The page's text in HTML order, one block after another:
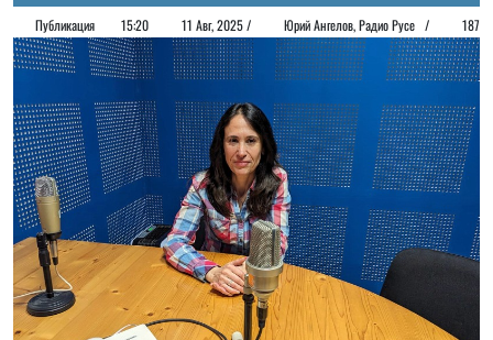
Публикация 15:20 11 Авг, 2025 / Юрий Ангелов, Радио Русе / 187